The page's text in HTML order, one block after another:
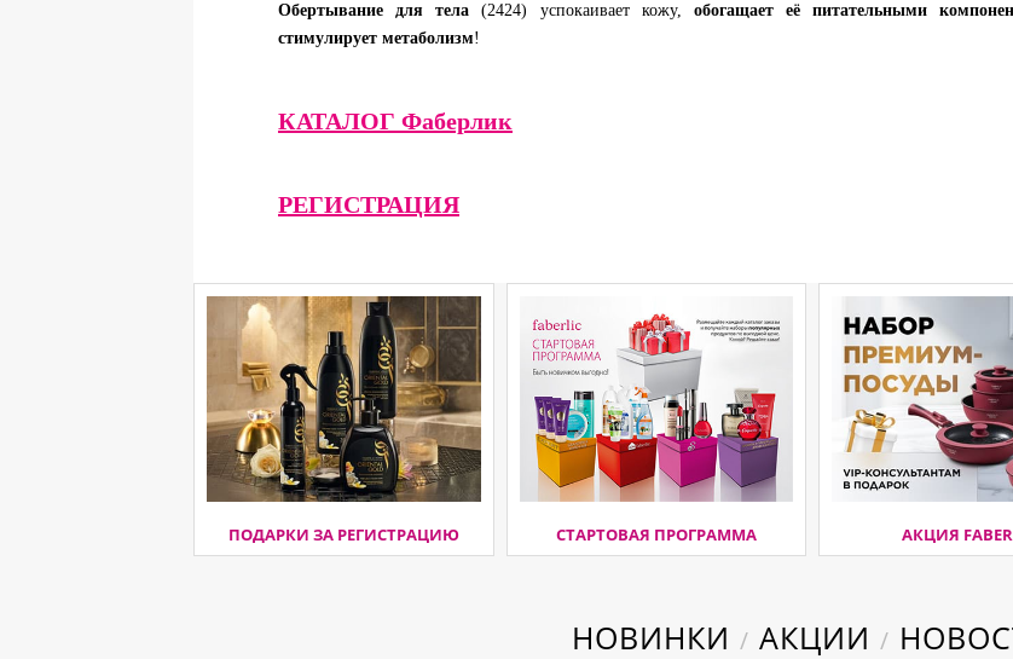
Обертывание для тела (2424) успокаивает кожу, обогащает её питательными
стимулирует метаболизм!
КАТАЛОГ Фаберлик
РЕГИСТРАЦИЯ
ПОДАРКИ ЗА РЕГИСТРАЦИЮ СТАРТОВАЯ ПРОГРАММА АКЦИЯ
НОВИНКИ / АКЦИИ /